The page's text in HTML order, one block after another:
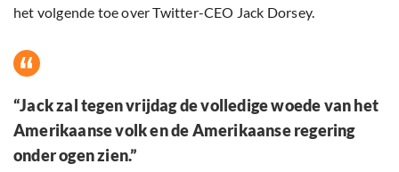
het volgende toe over Twitter-CEO Jack Dorsey.
“Jack zal tegen vrijdag de volledige woede van het
Amerikaanse volk en de Amerikaanse regering
onder ogen zien.”